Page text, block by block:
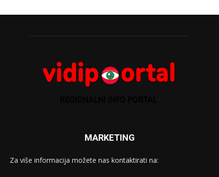
MARKETING
Za više informacija možete nas kontaktirati na: